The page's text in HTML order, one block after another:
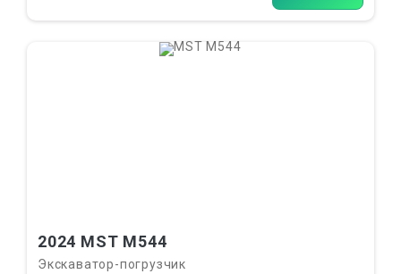
2024 MST M544
Экскаватор-погрузчик